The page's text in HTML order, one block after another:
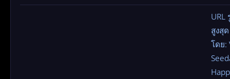
URL
สูงสุ
โดย: